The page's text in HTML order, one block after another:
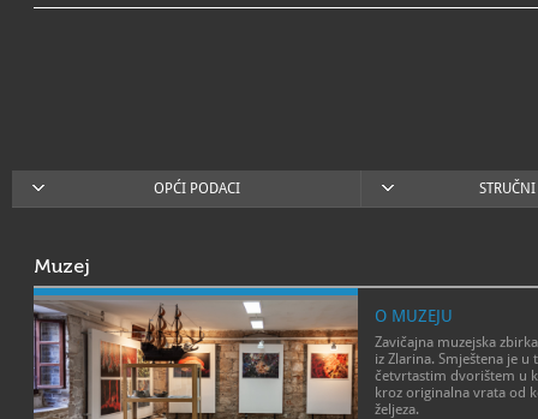
OPĆI PODACI
Muzej
O MUZEJU
Zavičajna muzejska
iz Zlarina. Smještena je
četvrtastim dvorištem u
kroz originalna vrata od